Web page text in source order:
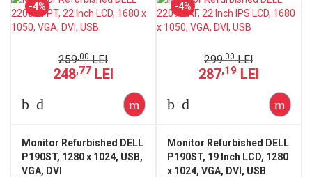
-4%
259,00LEI
248,77 LEI
-4%
299,00LEI
287,19 LEI
Monitor Refurbished DELL
P190ST, 1280 x 1024, USB,
VGA, DVI
Monitor Refurbished DELL
P190ST, 19 Inch LCD, 1280
x 1024, VGA, DVI, USB